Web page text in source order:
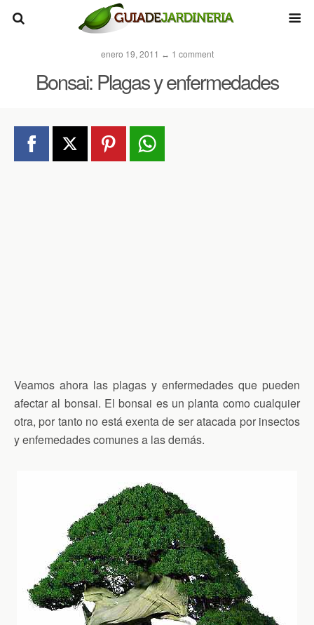
enero 19, 2011 ↔ 1 comment
Bonsai: Plagas y enfermedades
Veamos ahora las plagas y enfermedades que pueden
afectar al bonsai. El bonsai es un planta como cualquier
otra, por tanto no está exenta de ser atacada por insectos
y enfemedades comunes a las demás.